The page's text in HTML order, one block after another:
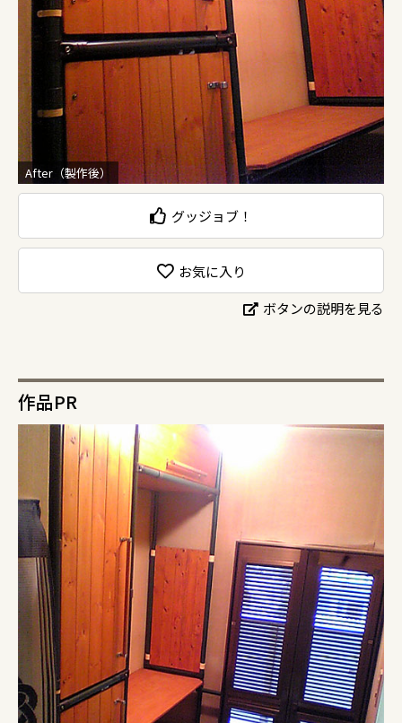
After（製作後）
グッジョブ！
お気に入り
ボタンの説明を見る
作品PR